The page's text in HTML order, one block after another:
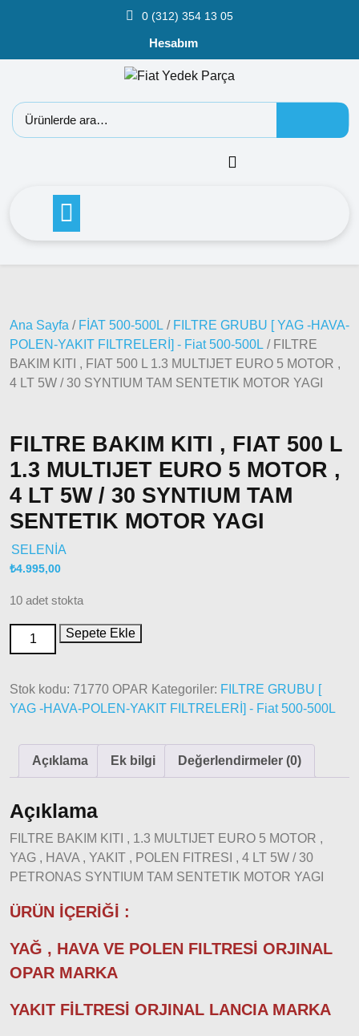
0 (312) 354 13 05
Hesabım
Fiat
Doblo
Doblo
2006 –
2012
Modeller
Doblo
2010 –
2014
Modeller
Doblo
2015 –
Modeller
Model
ve Üstü
Kartal
Ducato
Ducato
1997-
Modeller
Ducato
2006
Modeller
Ana Sayfa / FİAT 500-500L / FILTRE GRUBU [ YAG -HAVA-
POLEN-YAKIT FILTRELERİ] - Fiat 500-500L / FILTRE
BAKIM KITI , FIAT 500 L 1.3 MULTIJET EURO 5 MOTOR ,
4 LT 5W / 30 SYNTIUM TAM SENTETIK MOTOR YAGI
FILTRE BAKIM KITI , FIAT 500 L
1.3 MULTIJET EURO 5 MOTOR ,
4 LT 5W / 30 SYNTIUM TAM
SENTETIK MOTOR YAGI
SELENİA
₺4.995,00
10 adet stokta
Sepete Ekle
Stok kodu: 71770 OPAR Kategoriler: FILTRE GRUBU [
YAG -HAVA-POLEN-YAKIT FILTRELERİ] - Fiat 500-500L
Açıklama Ek bilgi Değerlendirmeler (0)
Açıklama
FILTRE BAKIM KITI , 1.3 MULTIJET EURO 5 MOTOR ,
YAG , HAVA , YAKIT , POLEN FITRESI , 4 LT 5W / 30
PETRONAS SYNTIUM TAM SENTETIK MOTOR YAGI
ÜRÜN İÇERİĞİ :
YAĞ , HAVA VE POLEN FILTRESİ ORJINAL
OPAR MARKA
YAKIT FİLTRESİ ORJINAL LANCIA MARKA